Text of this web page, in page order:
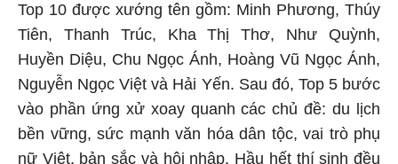
Top 10 được xướng tên gồm: Minh Phương, Thúy
Tiên, Thanh Trúc, Kha Thị Thơ, Như Quỳnh,
Huyền Diệu, Chu Ngọc Ánh, Hoàng Vũ Ngọc Ánh,
Nguyễn Ngọc Việt và Hải Yến. Sau đó, Top 5 bước
vào phần ứng xử xoay quanh các chủ đề: du lịch
bền vững, sức mạnh văn hóa dân tộc, vai trò phụ
nữ Việt, bản sắc và hội nhập. Hầu hết thí sinh đều